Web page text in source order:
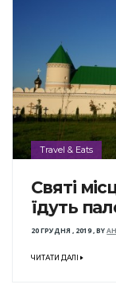
Travel & Eats
Святі
їдуть
20 ГРУДНЯ , 2019,BY
ЧИТАТИ ДАЛІ